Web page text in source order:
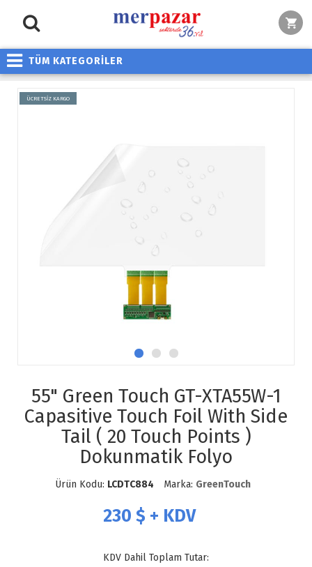
TÜM KATEGORİLER
ÜCRETSİZ KARGO
55" Green Touch GT-XTA55W-1
Capasitive Touch Foil With Side
Tail ( 20 Touch Points )
Dokunmatik Folyo
Ürün Kodu: LCDTC884 Marka: GreenTouch
230 $ + KDV
KDV Dahil Toplam Tutar: